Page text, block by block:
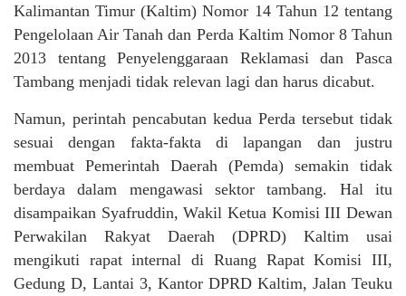
Kalimantan Timur (Kaltim) Nomor 14 Tahun 12 tentang
Pengelolaan Air Tanah dan Perda Kaltim Nomor 8 Tahun
2013 tentang Penyelenggaraan Reklamasi dan Pasca
Tambang menjadi tidak relevan lagi dan harus dicabut.
Namun, perintah pencabutan kedua Perda tersebut tidak
sesuai dengan fakta-fakta di lapangan dan justru
membuat Pemerintah Daerah (Pemda) semakin tidak
berdaya dalam mengawasi sektor tambang. Hal itu
disampaikan Syafruddin, Wakil Ketua Komisi III Dewan
Perwakilan Rakyat Daerah (DPRD) Kaltim usai
mengikuti rapat internal di Ruang Rapat Komisi III,
Gedung D, Lantai 3, Kantor DPRD Kaltim, Jalan Teuku